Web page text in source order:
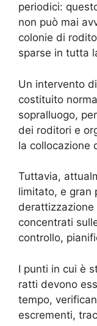
periodici:
non può mai
colonie di
sparse in tutta
Un intervento di
costituito
sopralluogo,
dei roditori e
la collocazione
Tuttavia,
limitato, e gran
concentrati
controllo,
I punti in cui è
ratti devono
tempo,
escrementi,